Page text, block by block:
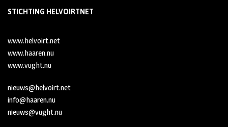
STICHTING HELVOIRTNET
www.helvoirt.net
www.haaren.nu
www.vught.nu
nieuws@helvoirt.net
info@haaren.nu
nieuws@vught.nu